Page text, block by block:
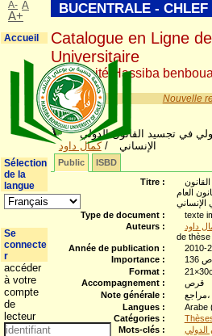
Nouvelle
في تجسيد القانون الدولي
الإنساني
/كمال داود
Public
ISBD
Titre :
العام
Type de document :
texte
Auteurs :
داود
de thèse
Année de publication :
2010-
Importance :
136 ص
Format :
Accompagnement :
قرص
Note générale :
Langues :
Arabe
Catégories :
Mots-clés :
BUCENTRALE - CHLEF
Catalogue en Ligne
Universitaire
Université Hassiba
A- A
A+
Accueil
Sélection
de la
langue
Se
connecte
r
accéder
à votre
compte
de
lecteur